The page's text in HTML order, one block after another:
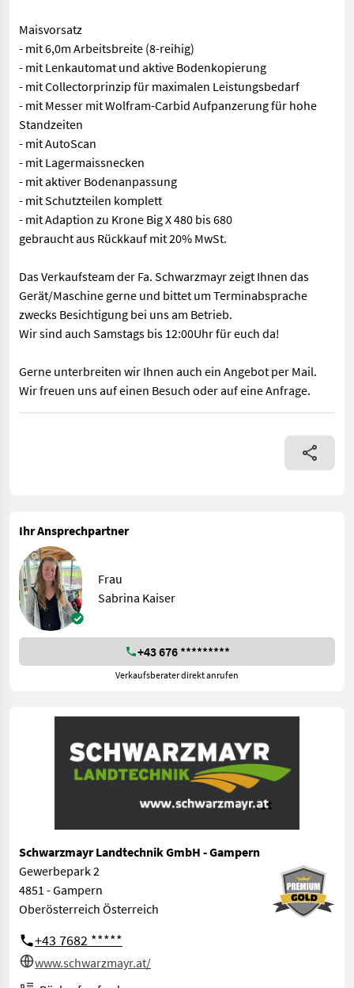
Maisvorsatz
- mit 6,0m Arbeitsbreite (8-reihig)
- mit Lenkautomat und aktive Bodenkopierung
- mit Collectorprinzip für maximalen Leistungsbedarf
- mit Messer mit Wolfram-Carbid Aufpanzerung für hohe
Standzeiten
- mit AutoScan
- mit Lagermaissnecken
- mit aktiver Bodenanpassung
- mit Schutzteilen komplett
- mit Adaption zu Krone Big X 480 bis 680
gebraucht aus Rückkauf mit 20% MwSt.
Das Verkaufsteam der Fa. Schwarzmayr zeigt Ihnen das
Gerät/Maschine gerne und bittet um Terminabsprache
zwecks Besichtigung bei uns am Betrieb.
Wir sind auch Samstags bis 12:00Uhr für euch da!
Gerne unterbreiten wir Ihnen auch ein Angebot per Mail.
Wir freuen uns auf einen Besuch oder auf eine Anfrage.
EDV 30202 Maisvorsatz - mit 6,0m Arbeitsbreite (8-reihig) -
Ihr Ansprechpartner
Frau
Sabrina Kaiser
+43 676 *********
Verkaufsberater direkt anrufen
Schwarzmayr Landtechnik GmbH - Gampern
Gewerbepark 2
4851 - Gampern
Oberösterreich Österreich
+43 7682 *****
www.schwarzmayr.at/